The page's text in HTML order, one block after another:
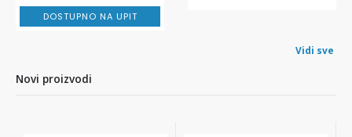
DOSTUPNO NA UPIT
Vidi sve
Novi proizvodi